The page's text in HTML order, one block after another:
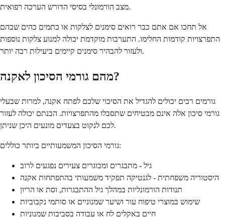
מצב הורמונלי בסיסי הדורש הערכה רפואית.
אל תחכו אם אתם כבר רואים סימנים לצלקות או כתמים כהים שבהם
התפרצויות קודמות החלימו. התערבות מוקדמת יכולה למנוע צלקות נוספות
ולעזור להבהיר סימנים קיימים ביעילות רבה יותר.
מהם גורמי הסיכון לאקנה?
גורמים רבים יכולים להגדיל את הסיכוי שלכם לפתח אקנה, למרות שבעלי
גורמי סיכון אלה אינם מבטיחים שתסבלו מהתפרצויות. הבנתם יכולה לעזור
לכם לנקוט בצעדים מונעים היכן שניתן.
גורמי הסיכון המשמעותיים ביותר כוללים:
גיל - מתבגרים ומבוגרים צעירים נפגעים לרוב
היסטוריה משפחתית - לגנטיקה תפקיד משמעותי בהתפתחות אקנה
תנודות הורמונליות במהלך גיל ההתבגרות, וסת או הריון
שימוש במוצרי טיפוח עור ושיער שמנוניים או סותמי נקבוביות
חיים באקלים לח או עבודה בסביבות שמנוניות